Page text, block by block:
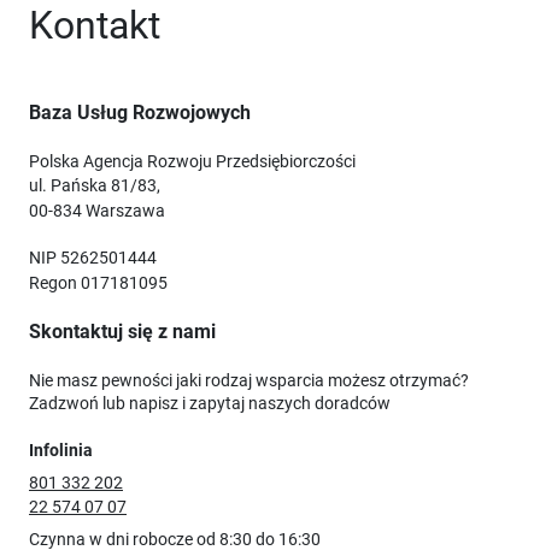
Kontakt
Baza Usług Rozwojowych
Polska Agencja Rozwoju Przedsiębiorczości
ul. Pańska 81/83,
00-834 Warszawa
NIP 5262501444
Regon 017181095
Skontaktuj się z nami
Nie masz pewności jaki rodzaj wsparcia możesz otrzymać?
Zadzwoń lub napisz i zapytaj naszych doradców
Infolinia
801 332 202
22 574 07 07
Czynna w dni robocze od 8:30 do 16:30